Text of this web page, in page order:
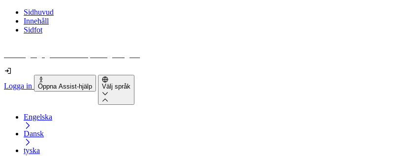
Sidhuvud
Innehåll
Sidfot
Logga in Öppna Assist-hjälp Välj språk
Engelska
Dansk
tyska